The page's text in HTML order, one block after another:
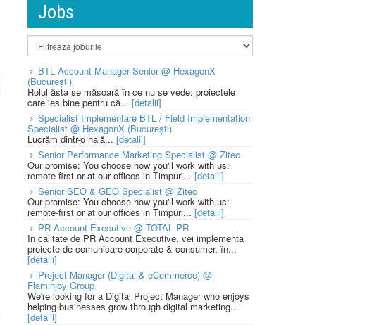
Jobs
BTL Account Manager Senior @ HexagonX
(București)
Rolul ăsta se măsoară în ce nu se vede: proiectele
care ies bine pentru că... [detalii]
Specialist Implementare BTL / Field Implementation
Specialist @ HexagonX (București)
Lucrăm dintr-o hală... [detalii]
Senior Performance Marketing Specialist @ Zitec
Our promise: You choose how you'll work with us:
remote-first or at our offices in Timpuri... [detalii]
Senior SEO & GEO Specialist @ Zitec
Our promise: You choose how you'll work with us:
remote-first or at our offices in Timpuri... [detalii]
PR Account Executive @ TOTAL PR
În calitate de PR Account Executive, vei implementa
proiecte de comunicare corporate & consumer, în...
[detalii]
Project Manager (Digital & eCommerce) @
Flaminjoy Group
We're looking for a Digital Project Manager who enjoys
helping businesses grow through digital marketing...
[detalii]